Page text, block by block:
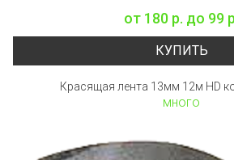
от 180 р. до 99
КУПИТЬ
Красящая лента 13мм 12м HD
много